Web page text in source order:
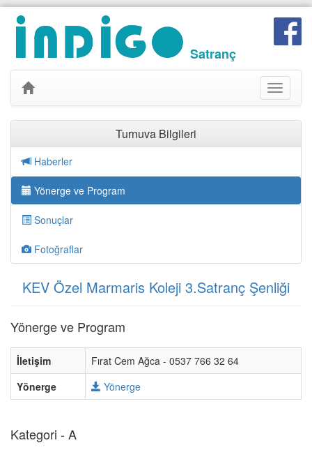
Satranç
Toggle
Turnuva Bilgileri
Haberler
Yönerge ve Program
Sonuçlar
Fotoğraflar
KEV Özel Marmaris Koleji 3.Satranç Şenliği
Yönerge ve Program
İletişim
Fırat Cem Ağca - 0537 766 32 64
Yönerge
Yönerge
Kategori - A